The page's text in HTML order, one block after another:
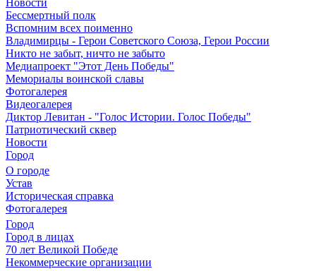
Новости
Бессмертный полк
Вспомним всех поименно
Владимирцы - Герои Советского Союза, Герои России
Никто не забыт, ничто не забыто
Медиапроект "Этот День Победы"
Мемориалы воинской славы
Фотогалерея
Видеогалерея
Диктор Левитан - "Голос Истории. Голос Победы"
Патриотический сквер
Новости
Город
О городе
Устав
Историческая справка
Фотогалерея
Город
Город в лицах
70 лет Великой Победе
Некоммерческие организации